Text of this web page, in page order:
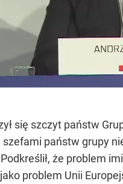
się szczyt państw
szefami państw grupy
że problem
problem Unii